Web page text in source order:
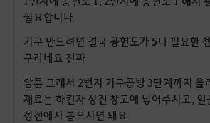
필요합니다
가구 만드려면 결국 공헌도가 5나 필요한
구리네요 진짜
암튼 그래서 2번지 가구공방 3단계까지 올
재료는 하킨자 성전 창고에 넣어주시고, 일
성전에서 뽑으시면 돼요